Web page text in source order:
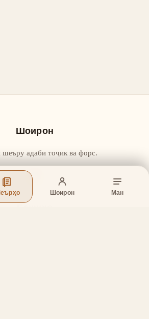
Шоирон Ман
Шоирон
шеъру адаби тоҷик ва форс.